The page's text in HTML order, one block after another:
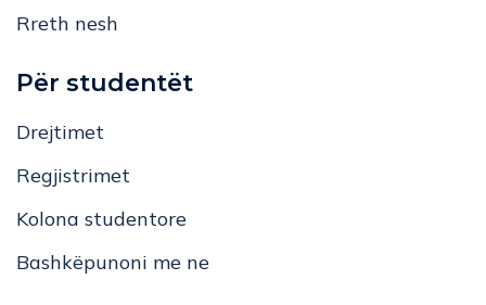
Rreth nesh
Për studentët
Drejtimet
Regjistrimet
Kolona studentore
Bashkëpunoni me ne